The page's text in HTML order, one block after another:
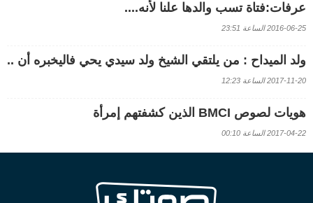
عرفات:فتاة تسب والدها علنا لأنه....
2016-06-25 الساعة 23:51
ولد الميداح : من يلتقي الشيخ ولد سيدي يحي فاليخبره أن ..
2017-11-20 الساعة 12:23
هويات لصوص BMCI الذين كشفتهم إمرأة
2017-04-22 الساعة 00:10